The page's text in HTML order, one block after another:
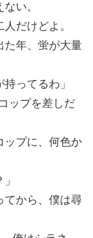
い。
だけどよ。
た年、蛍が大量
ってるわ」
ップを差しだ
ップに、何色か
てから、僕は尋